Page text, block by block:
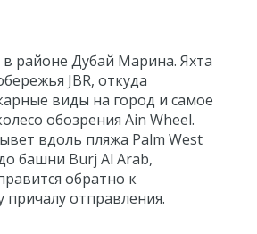
Residence
в районе Дубай Марина. Яхта
JBR, откуда
виды на город и самое
обозрения Ain Wheel.
вдоль пляжа Palm West
башни Burj Al Arab,
обратно к
отправления.